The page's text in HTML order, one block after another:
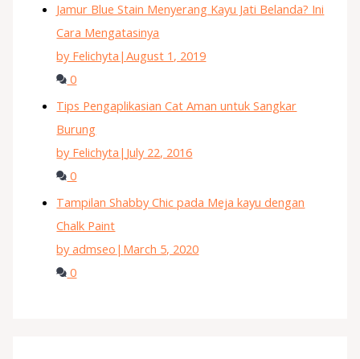
Jamur Blue Stain Menyerang Kayu Jati Belanda? Ini
Cara Mengatasinya
by Felichyta |August 1, 2019
0
Tips Pengaplikasian Cat Aman untuk Sangkar
Burung
by Felichyta | July 22, 2016
0
Tampilan Shabby Chic pada Meja kayu dengan
Chalk Paint
by admseo | March 5, 2020
0